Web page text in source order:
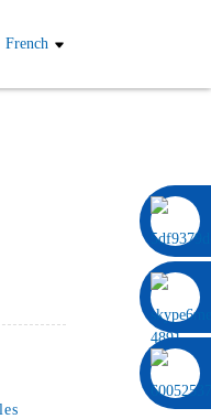
French